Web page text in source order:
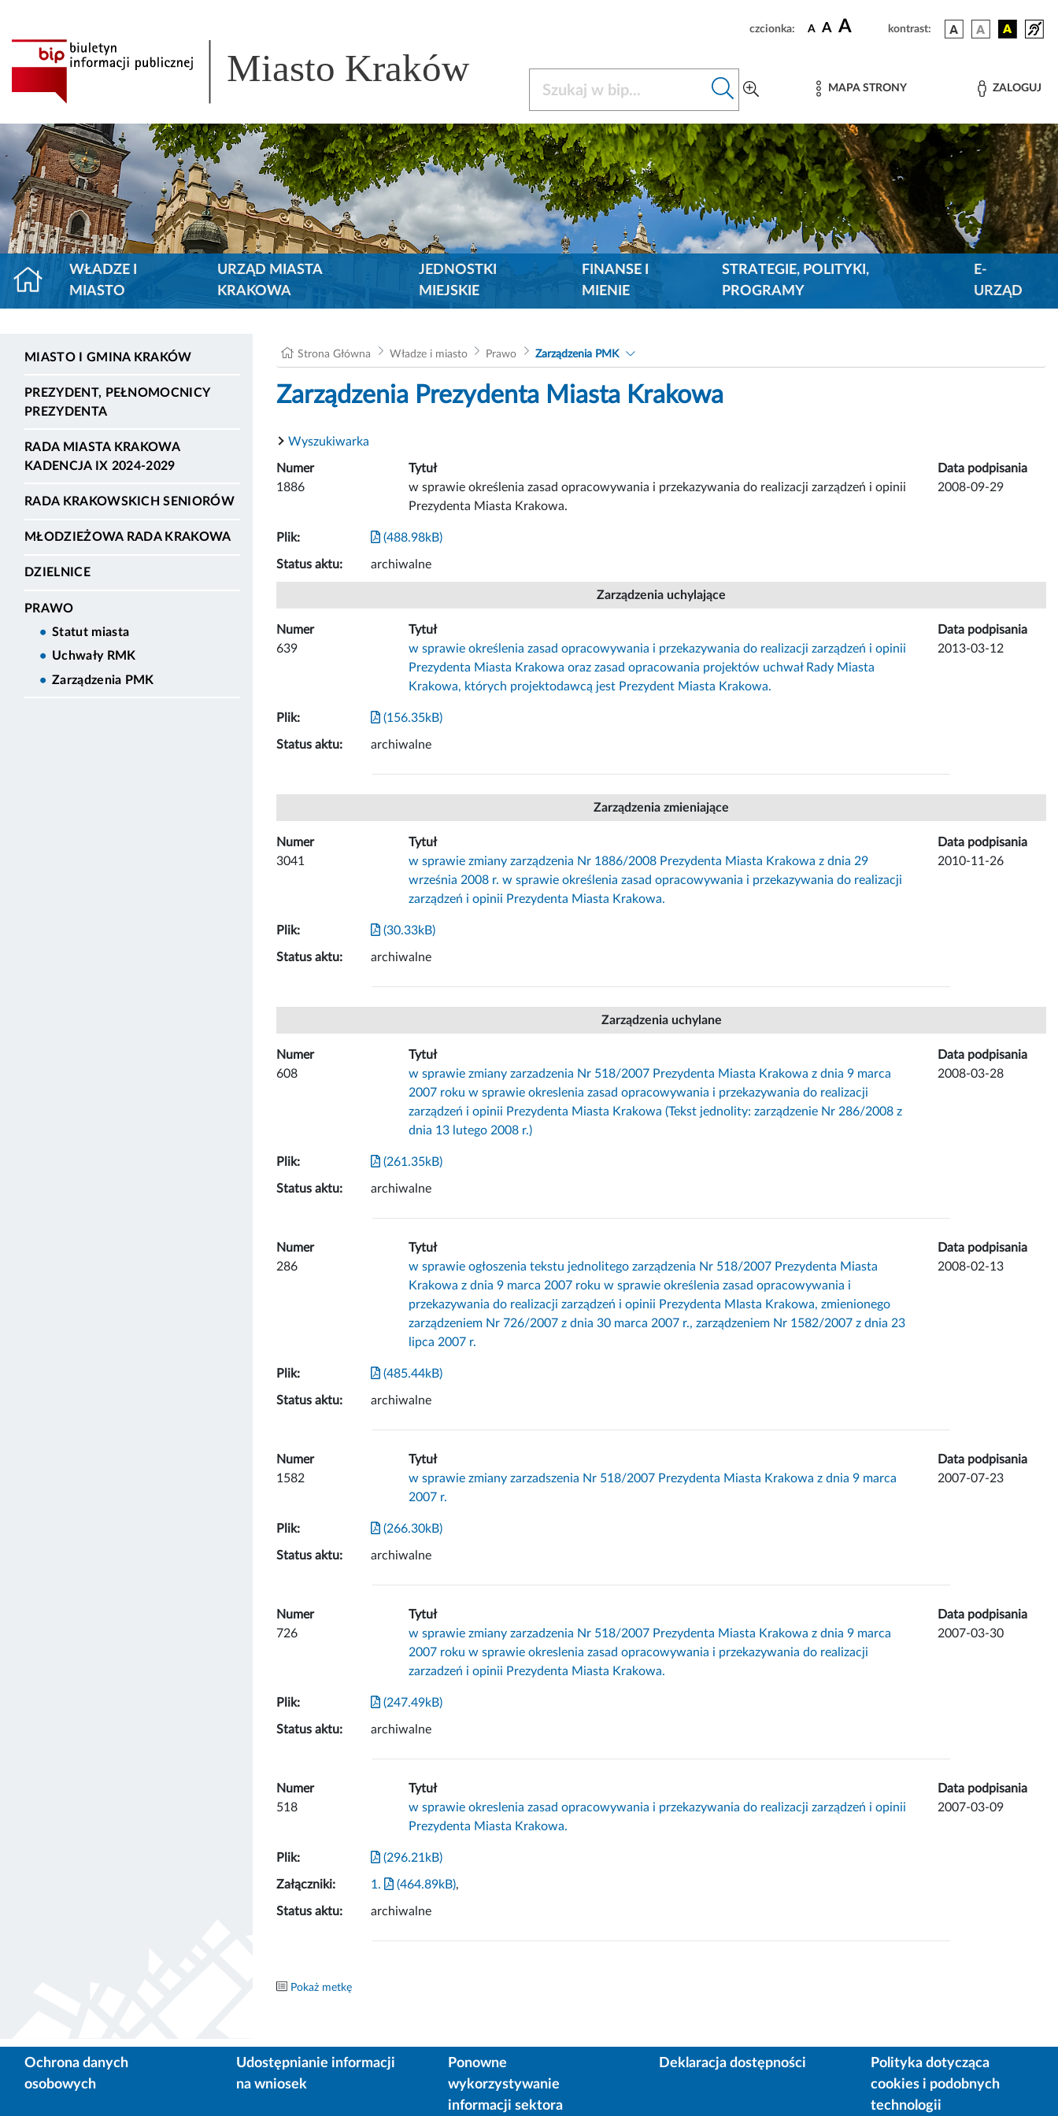
czcionka: A A A kontrast:
Miasto Kraków MAPA STRONY ZALOGUJ
WŁADZE I
MIASTO
URZĄD MIASTA
KRAKOWA
JEDNOSTKI
MIEJSKIE
FINANSE I
MIENIE
STRATEGIE, POLITYKI,
PROGRAMY
E-
URZĄD
MIASTO I GMINA KRAKÓW
PREZYDENT, PEŁNOMOCNICY
PREZYDENTA
RADA MIASTA KRAKOWA
KADENCJA IX 2024-2029
RADA KRAKOWSKICH SENIORÓW
MŁODZIEŻOWA RADA KRAKOWA
DZIELNICE
PRAWO
Statut miasta
Uchwały RMK
Zarządzenia PMK
Strona Główna Władze i miasto Prawo Zarządzenia PMK
Zarządzenia Prezydenta Miasta Krakowa
Wyszukiwarka
Numer Tytuł
Data podpisania
1886
w sprawie określenia zasad opracowywania i przekazywania do realizacji zarządzeń i opinii
Prezydenta Miasta Krakowa.
2008-09-29
Plik: (488.98kB)
Status aktu: archiwalne
Zarządzenia uchylające
Numer Tytuł
Data podpisania
639
w sprawie określenia zasad opracowywania i przekazywania do realizacji zarządzeń i opinii
Prezydenta Miasta Krakowa oraz zasad opracowania projektów uchwał Rady Miasta
Krakowa, których projektodawcą jest Prezydent Miasta Krakowa.
2013-03-12
Plik: (156.35kB)
Status aktu: archiwalne
Zarządzenia zmieniające
Numer Tytuł
Data podpisania
3041
w sprawie zmiany zarządzenia Nr 1886/2008 Prezydenta Miasta Krakowa z dnia 29
września 2008 r. w sprawie określenia zasad opracowywania i przekazywania do realizacji
zarządzeń i opinii Prezydenta Miasta Krakowa.
2010-11-26
Plik: (30.33kB)
Status aktu: archiwalne
Zarządzenia uchylane
Numer Tytuł
Data podpisania
608
w sprawie zmiany zarzadzenia Nr 518/2007 Prezydenta Miasta Krakowa z dnia 9 marca
2007 roku w sprawie okreslenia zasad opracowywania i przekazywania do realizacji
zarządzeń i opinii Prezydenta Miasta Krakowa (Tekst jednolity: zarządzenie Nr 286/2008 z
dnia 13 lutego 2008 r.)
2008-03-28
Plik: (261.35kB)
Status aktu: archiwalne
Numer Tytuł
Data podpisania
286
w sprawie ogłoszenia tekstu jednolitego zarządzenia Nr 518/2007 Prezydenta Miasta
Krakowa z dnia 9 marca 2007 roku w sprawie określenia zasad opracowywania i
przekazywania do realizacji zarządzeń i opinii Prezydenta MIasta Krakowa, zmienionego
zarządzeniem Nr 726/2007 z dnia 30 marca 2007 r., zarządzeniem Nr 1582/2007 z dnia 23
lipca 2007 r.
2008-02-13
Plik: (485.44kB)
Status aktu: archiwalne
Numer Tytuł
Data podpisania
1582
w sprawie zmiany zarzadszenia Nr 518/2007 Prezydenta Miasta Krakowa z dnia 9 marca
2007 r.
2007-07-23
Plik: (266.30kB)
Status aktu: archiwalne
Numer Tytuł
Data podpisania
726
w sprawie zmiany zarzadzenia Nr 518/2007 Prezydenta Miasta Krakowa z dnia 9 marca
2007 roku w sprawie okreslenia zasad opracowywania i przekazywania do realizacji
zarzadzeń i opinii Prezydenta Miasta Krakowa.
2007-03-30
Plik: (247.49kB)
Status aktu: archiwalne
Numer Tytuł
Data podpisania
518
w sprawie okreslenia zasad opracowywania i przekazywania do realizacji zarządzeń i opinii
Prezydenta Miasta Krakowa.
2007-03-09
Plik: (296.21kB)
Załączniki: 1. (464.89kB),
Status aktu: archiwalne
Pokaż metkę
Ochrona danych
osobowych
Udostępnianie informacji
na wniosek
Ponowne
wykorzystywanie
informacji sektora
Deklaracja dostępności
Polityka dotycząca
cookies i podobnych
technologii